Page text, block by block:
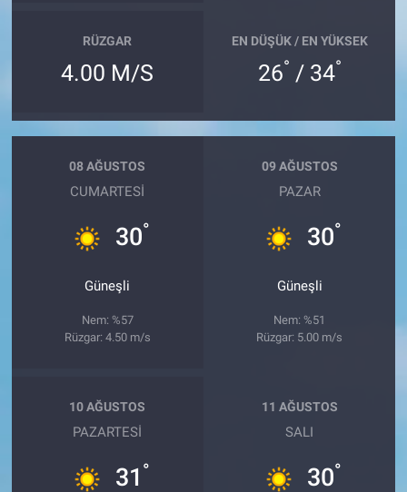
RÜZGAR
4.00 M/S
EN DÜŞÜK / EN YÜKSEK
26° / 34°
08 AĞUSTOS
CUMARTESI
30°
Güneşli
Nem: %57
Rüzgar: 4.50 m/s
09 AĞUSTOS
PAZAR
30°
Güneşli
Nem: %51
Rüzgar: 5.00 m/s
10 AĞUSTOS
PAZARTESI
31 °
11 AĞUSTOS
SALI
30°